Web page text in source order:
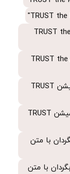
لیوان خورشید و گل افتابگردان با متن "TRUST the
چاپ حرارتی
جهت چاپ حرارتی
چاپ سابلیمیشن
چاپ سابلیمیشن
دانلود طرح لایه باز ماگ جهت چاپ حرارتی TRUST the
دانلود طرح لایه باز لیوان جهت چاپ حرارتی TRUST the
دانلود طرح لایه باز ماگ جهت چاپ سابلیمیشن TRUST
دانلود طرح لایه باز لیوان جهت چاپ سابلیمیشن TRUST
با متن
با متن